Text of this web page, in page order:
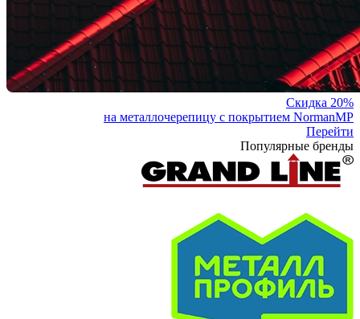
Скидка 20%
на металлочерепицу с покрытием NormanMP
Перейти
Популярные бренды